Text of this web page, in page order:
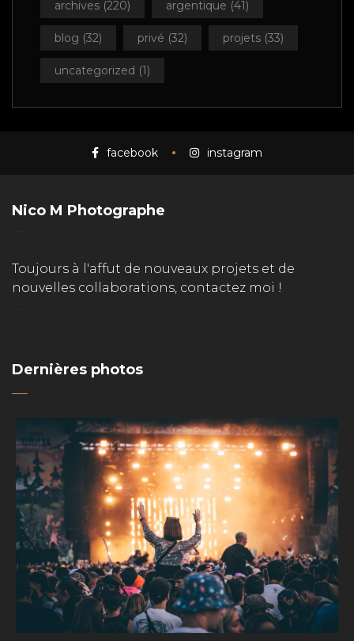
archives (220) argentique (41)
blog (32) privé (32) projets (33)
uncategorized (1)
facebook instagram
Nico M Photographe
Toujours à l'affut de nouveaux projets et de
nouvelles collaborations, contactez moi !
Dernières photos